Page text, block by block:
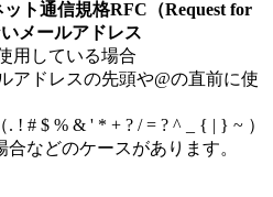
ト通信規格RFC（Request for
メールアドレス
用している場合
アドレスの先頭や@の直前に使
! # $ % & ' * + ? / = ? ^ _ { | } ~ ）
などのケースがあります。